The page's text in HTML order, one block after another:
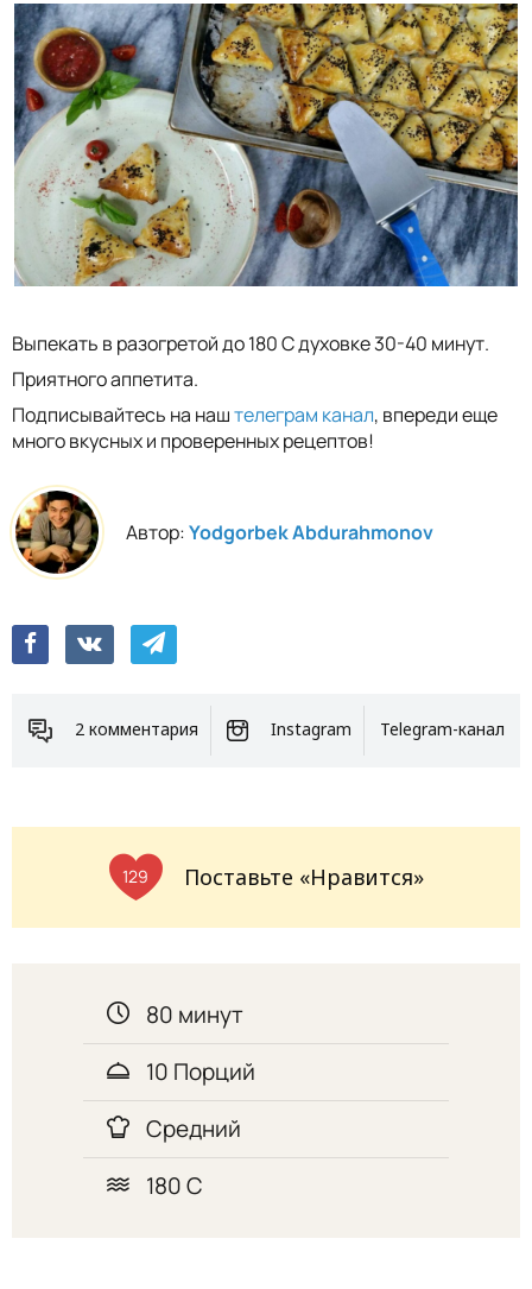
Выпекать в разогретой до 180 С духовке 30-40 минут.
Приятного аппетита.
Подписывайтесь на наштелеграм канал, впереди еще
много вкусных и проверенных рецептов!
Автор:Yodgorbek Abdurahmonov
2 комментария Instagram Telegram-канал
129 Поставьте «Нравится»
80 минут
10 Порций
Средний
180 С